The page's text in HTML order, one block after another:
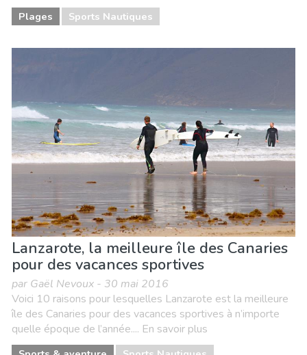
Plages Sports Nautiques
Lanzarote, la meilleure île des Canaries
pour des vacances sportives
par Gaël Nevoux - 30 mai 2016
Voici 10 raisons pour lesquelles Lanzarote est la meilleure
île des Canaries pour des vacances sportives à n’importe
quelle époque de l’année.... En savoir plus